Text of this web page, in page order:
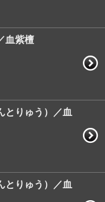
血紫檀
とりゅう）／血
とりゅう）／血